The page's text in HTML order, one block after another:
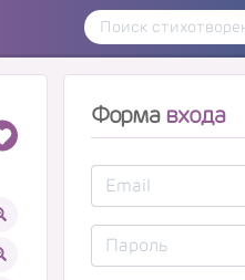
Форма входа